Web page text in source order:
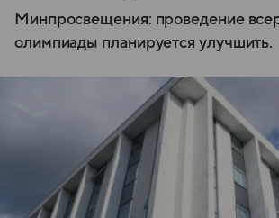
Минпросвещения: проведение
олимпиады планируется улучшить.